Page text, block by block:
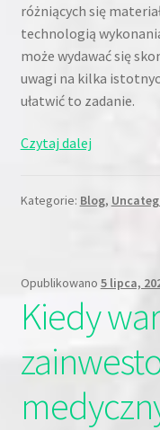
różniących się
technologią
może wydawać się
uwagi na kilka
ułatwić to zadanie.
Czytaj dalejNa
zwrócić
materac?
Kategorie: Blog,
Opublikowano 5 lipca,
Kiedy